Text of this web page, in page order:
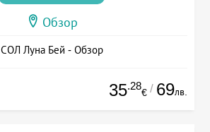
Обзор
СОЛ Луна Бей - Обзор
35.28
€ / 69лв.